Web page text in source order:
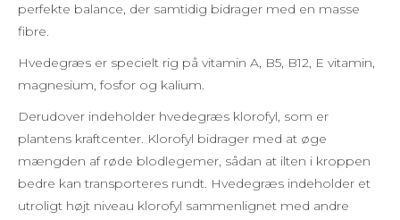
perfekte balance, der samtidig bidrager med en masse
fibre.
Hvedegræs er specielt rig på vitamin A, B5, B12, E vitamin,
magnesium, fosfor og kalium.
Derudover indeholder hvedegræs klorofyl, som er
plantens kraftcenter. Klorofyl bidrager med at øge
mængden af røde blodlegemer, sådan at ilten i kroppen
bedre kan transporteres rundt. Hvedegræs indeholder et
utroligt højt niveau klorofyl sammenlignet med andre